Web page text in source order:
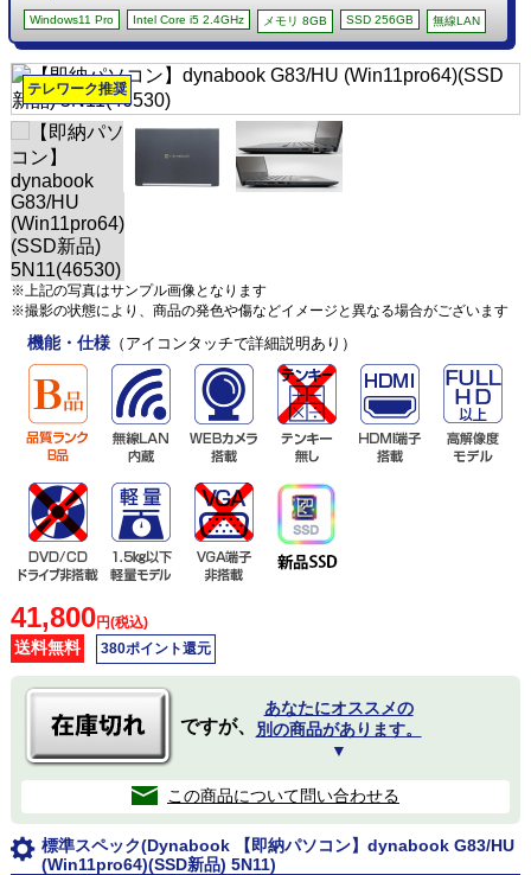
Windows11 Pro Intel Core i5 2.4GHz メモリ 8GB SSD 256GB 無線LAN
テレワーク推奨
※上記の写真はサンプル画像となります
※撮影の状態により、商品の発色や傷などイメージと異なる場合がございます
機能・仕様（アイコンタッチで詳細説明あり）
41,800円(税込)
送料無料 380ポイント還元
ですが、
あなたにオススメの
別の商品があります。
▼
この商品について問い合わせる
標準スペック(Dynabook 【即納パソコン】dynabook G83/HU
(Win11pro64)(SSD新品) 5N11)